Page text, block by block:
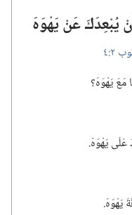
٢:‏٤
يَهْوَهَ؟‏
يَهْوَهَ.‏
يَهْوَهَ.‏